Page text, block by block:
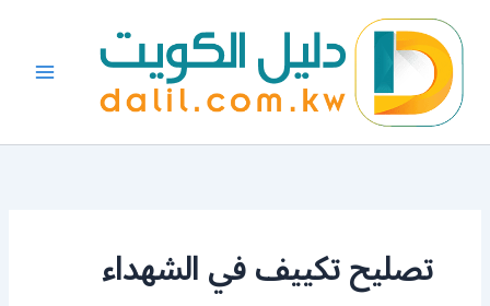
المحتوى
تصليح تكييف في الشهداء